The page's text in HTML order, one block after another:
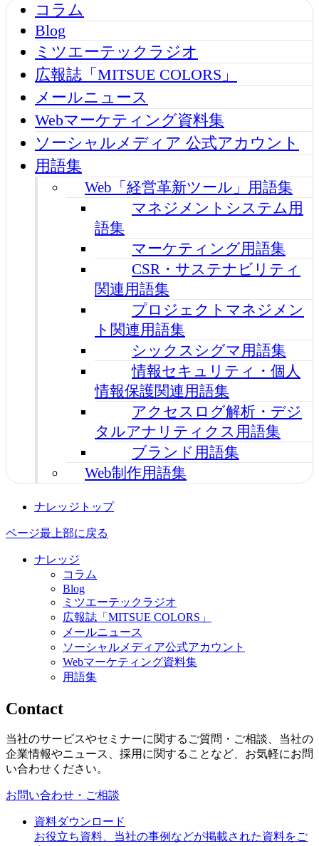
コラム
Blog
ミツエーテックラジオ
広報誌「MITSUE COLORS」
メールニュース
Webマーケティング資料集
ソーシャルメディア 公式アカウント
用語集
Web「経営革新ツール」用語集
マネジメントシステム用
語集
マーケティング用語集
CSR・サステナビリティ
関連用語集
プロジェクトマネジメン
ト関連用語集
シックスシグマ用語集
情報セキュリティ・個人
情報保護関連用語集
アクセスログ解析・デジ
タルアナリティクス用語集
ブランド用語集
Web制作用語集
ナレッジトップ
ページ最上部に戻る
ナレッジ
コラム
Blog
ミツエーテックラジオ
広報誌「MITSUE COLORS」
メールニュース
ソーシャルメディア公式アカウント
Webマーケティング資料集
用語集
Contact
当社のサービスやセミナーに関するご質問・ご相談、当社の
企業情報やニュース、採用に関することなど、お気軽にお問
い合わせください。
お問い合わせ・ご相談
資料ダウンロード
お役立ち資料、当社の事例などが掲載された資料をご